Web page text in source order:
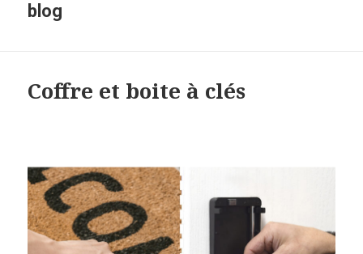
blog
Coffre et boite à clés